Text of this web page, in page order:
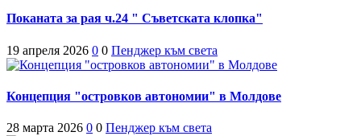
Поканата за рая ч.24 " Съветската клопка"
19 апреля 2026 0 0 Пенджер към света
Концепция "островков автономии" в Молдове
28 марта 2026 0 0 Пенджер към света